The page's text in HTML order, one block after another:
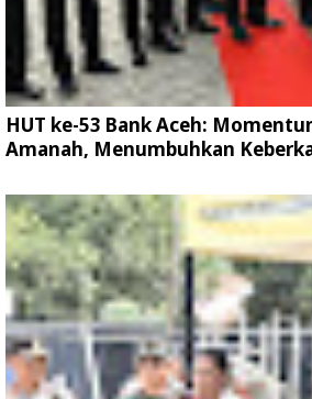
HUT ke-53 Bank Aceh:
Amanah, Menumbuhkan